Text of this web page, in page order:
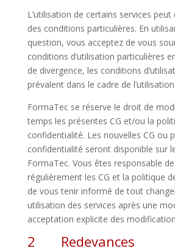
L’utilisation de certains services
des conditions particulières. En
question, vous acceptez de vous
conditions d’utilisation particulières
de divergence, les conditions
prévalent dans le cadre de
FormaTec se réserve le droit de
temps les présentes CG et/ou la
confidentialité. Les nouvelles CG ou
confidentialité seront disponible sur
FormaTec. Vous êtes responsable
régulièrement les CG et la politique
de vous tenir informé de tout
utilisation des services après une
acceptation explicite des
2 Redevances